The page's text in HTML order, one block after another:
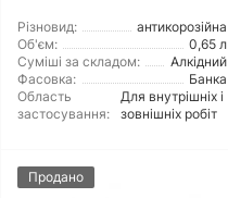
Різновид:
антикорозійна
Об'єм:
0,65 л
Суміші за складом:
Алкідний
Фасовка:
Банка
Область
застосування:
Для внутрішніх і
зовнішніх робіт
Продано